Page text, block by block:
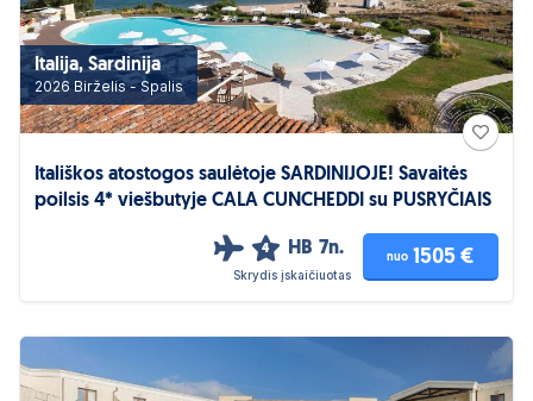
Italija, Sardinija
2026 Birželis - Spalis
Itališkos atostogos saulėtoje SARDINIJOJE! Savaitės
poilsis 4* viešbutyje CALA CUNCHEDDI su PUSRYČIAIS
4 HB 7n.
Skrydis įskaičiuotas
nuo 1505 €